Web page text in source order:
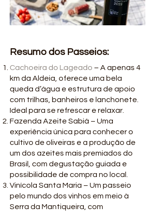
Resumo dos Passeios:
Cachoeira do Lageado – A apenas 4
km da Aldeia, oferece uma bela
queda d’água e estrutura de apoio
com trilhas, banheiros e lanchonete.
Ideal para se refrescar e relaxar.
Fazenda Azeite Sabiá – Uma
experiência única para conhecer o
cultivo de oliveiras e a produção de
um dos azeites mais premiados do
Brasil, com degustação guiada e
possibilidade de compra no local.
Vinícola Santa Maria – Um passeio
pelo mundo dos vinhos em meio à
Serra da Mantiqueira, com